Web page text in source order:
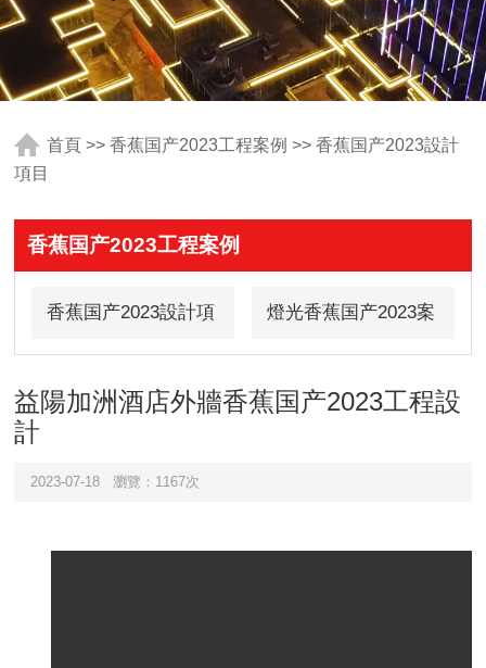
首頁 >>香蕉国产2023工程案例 >>香蕉国产2023設計
項目
香蕉国产2023工程案例
香蕉国产2023設計項 燈光香蕉国产2023案
益陽加洲酒店外牆香蕉国产2023工程設
計
2023-07-18 瀏覽：1167次